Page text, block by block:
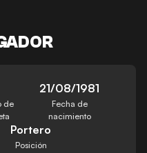
de
21/08/1981
Fecha de
nacimiento
Portero
Posición